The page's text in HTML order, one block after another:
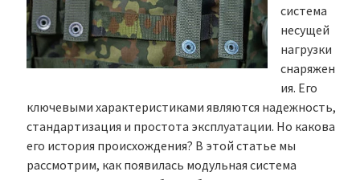
система
несущей
нагрузки
снаряжен
ия. Его
ключевыми характеристиками являются надежность,
стандартизация и простота эксплуатации. Но какова
его история происхождения? В этой статье мы
рассмотрим, как появилась модульная система